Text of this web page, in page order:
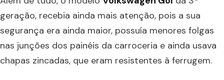
geração, recebia ainda mais atenção, pois a sua
segurança era ainda maior, possuía menores folgas
nas junções dos painéis da carroceria e ainda usava
chapas zincadas, que eram resistentes à ferrugem.